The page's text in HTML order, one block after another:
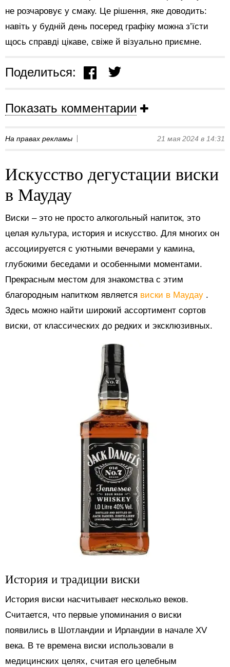
не розчаровує у смаку. Це рішення, яке доводить:
навіть у будній день посеред графіку можна з’їсти
щось справді цікаве, свіже й візуально приємне.
Поделиться:
Показать комментарии
На правах рекламы 21 мая 2024 в 14:31
Искусство дегустации виски
в Маудау
Виски – это не просто алкогольный напиток, это
целая культура, история и искусство. Для многих он
ассоциируется с уютными вечерами у камина,
глубокими беседами и особенными моментами.
Прекрасным местом для знакомства с этим
благородным напитком является виски в Маудау .
Здесь можно найти широкий ассортимент сортов
виски, от классических до редких и эксклюзивных.
История и традиции виски
История виски насчитывает несколько веков.
Считается, что первые упоминания о виски
появились в Шотландии и Ирландии в начале XV
века. В те времена виски использовали в
медицинских целях, считая его целебным